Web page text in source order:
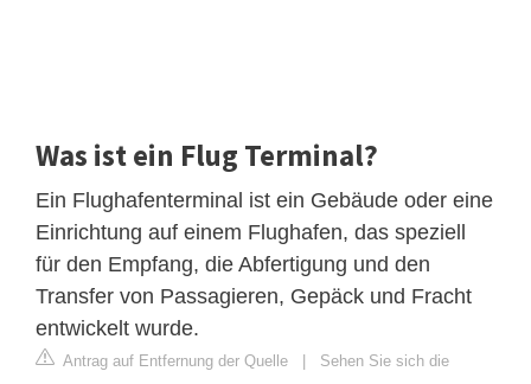
Was ist ein Flug Terminal?
Ein Flughafenterminal ist ein Gebäude oder eine
Einrichtung auf einem Flughafen, das speziell
für den Empfang, die Abfertigung und den
Transfer von Passagieren, Gepäck und Fracht
entwickelt wurde.
Antrag auf Entfernung der Quelle | Sehen Sie sich die